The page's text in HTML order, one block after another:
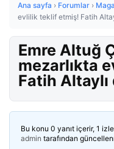
Ana sayfa › Forumlar ›
evlilik teklif etmiş! Fatih
Emre Altuğ
mezarlıkta
Fatih Altaylı
Bu konu 0 yanıt içerir, 1
admin tarafından